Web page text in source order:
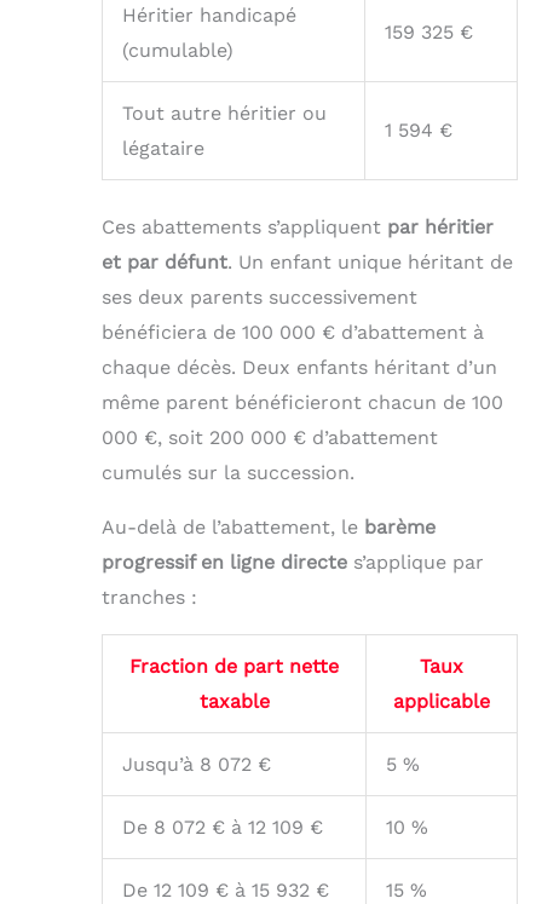
Héritier handicapé
(cumulable)
159 325 €
Tout autre héritier ou
légataire
1 594 €
Ces abattements s’appliquent par héritier
et par défunt. Un enfant unique héritant de
ses deux parents successivement
bénéficiera de 100 000 € d’abattement à
chaque décès. Deux enfants héritant d’un
même parent bénéficieront chacun de 100
000 €, soit 200 000 € d’abattement
cumulés sur la succession.
Au-delà de l’abattement, le barème
progressif en ligne directe s’applique par
tranches :
Fraction de part nette
taxable
Taux
applicable
Jusqu’à 8 072 € 5 %
De 8 072 € à 12 109 € 10 %
De 12 109 € à 15 932 € 15 %